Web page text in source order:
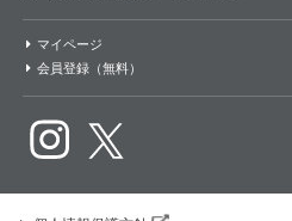
マイページ
会員登録（無料）